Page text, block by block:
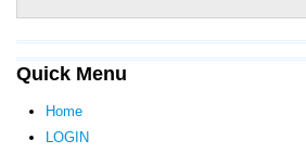
Quick Menu
Home
LOGIN